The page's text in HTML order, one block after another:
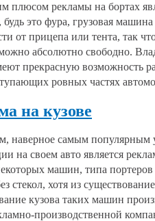
плюсом рекламы на бортах
это фура, грузовая
от прицепа или тента, так
абсолютно свободно.
прекрасную возможность
ровных частях
на кузове
наверное самым популярным
на своем авто является
машин, типа
стекол, хотя из
кузова таких машин
производственной